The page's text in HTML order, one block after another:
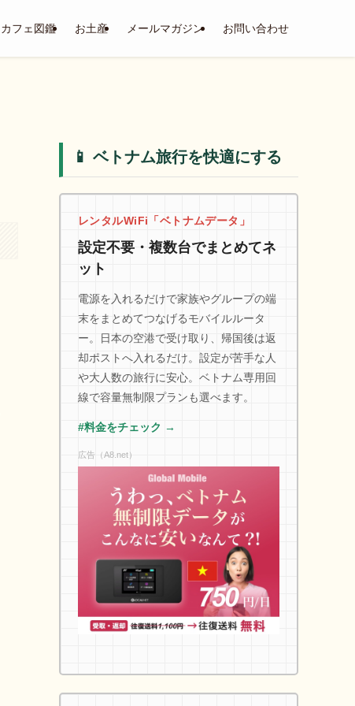
カフェ図鑑 お土産 メールマガジン お問い合わせ
📱 ベトナム旅行を快適にする
レンタルWiFi「ベトナムデータ」
設定不要・複数台でまとめてネ
ット
電源を入れるだけで家族やグループの端
末をまとめてつなげるモバイルルータ
ー。日本の空港で受け取り、帰国後は返
却ポストへ入れるだけ。設定が苦手な人
や大人数の旅行に安心。ベトナム専用回
線で容量無制限プランも選べます。
#料金をチェック →
広告（A8.net）